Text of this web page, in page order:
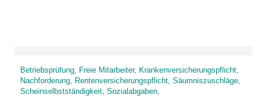
Betriebsprüfung, Freie Mitarbeiter, Krankenversicherungspflicht,
Nachforderung, Rentenversicherungspflicht, Säumniszuschläge,
Scheinselbstständigkeit, Sozialabgaben,